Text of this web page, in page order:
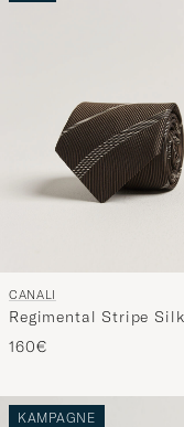
CANALI
Regimental Stripe
Brown
160€
KAMPAGNE